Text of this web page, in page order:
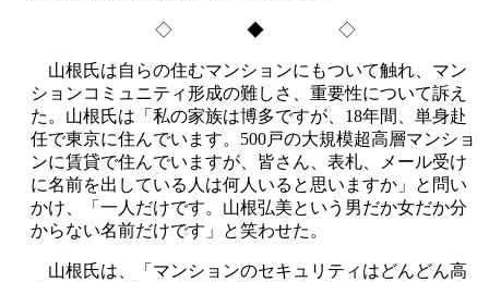
◇ ◆ ◇
山根氏は自らの住むマンションにもついて触れ、マン
ションコミュニティ形成の難しさ、重要性について訴え
た。山根氏は「私の家族は博多ですが、18年間、単身赴
任で東京に住んでいます。500戸の大規模超高層マンショ
ンに賃貸で住んでいますが、皆さん、表札、メール受け
に名前を出している人は何人いると思いますか」と問い
かけ、「一人だけです。山根弘美という男だか女だか分
からない名前だけです」と笑わせた。
山根氏は、「マンションのセキュリティはどんどん高